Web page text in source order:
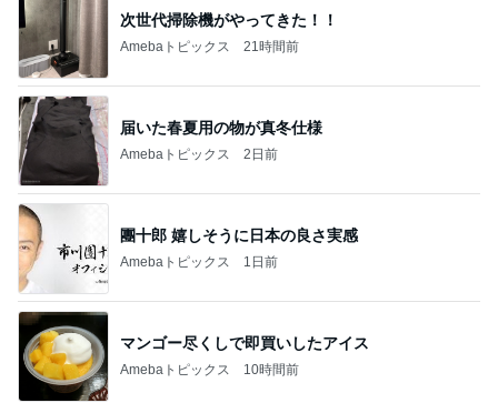
次世代掃除機がやってきた！！
Amebaトピックス 21時間前
届いた春夏用の物が真冬仕様
Amebaトピックス 2日前
團十郎 嬉しそうに日本の良さ実感
Amebaトピックス 1日前
マンゴー尽くしで即買いしたアイス
Amebaトピックス 10時間前